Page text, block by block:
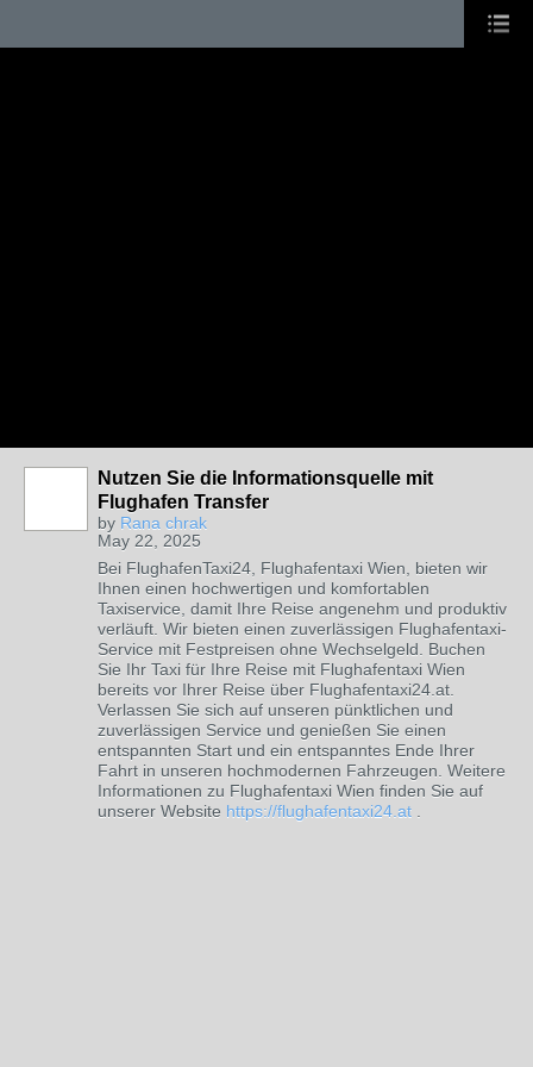
Nutzen Sie die Informationsquelle mit
Flughafen Transfer
by Rana chrak
May 22, 2025
Bei FlughafenTaxi24, Flughafentaxi Wien, bieten wir
Ihnen einen hochwertigen und komfortablen
Taxiservice, damit Ihre Reise angenehm und produktiv
verläuft. Wir bieten einen zuverlässigen Flughafentaxi-
Service mit Festpreisen ohne Wechselgeld. Buchen
Sie Ihr Taxi für Ihre Reise mit Flughafentaxi Wien
bereits vor Ihrer Reise über Flughafentaxi24.at.
Verlassen Sie sich auf unseren pünktlichen und
zuverlässigen Service und genießen Sie einen
entspannten Start und ein entspanntes Ende Ihrer
Fahrt in unseren hochmodernen Fahrzeugen. Weitere
Informationen zu Flughafentaxi Wien finden Sie auf
unserer Website https://flughafentaxi24.at